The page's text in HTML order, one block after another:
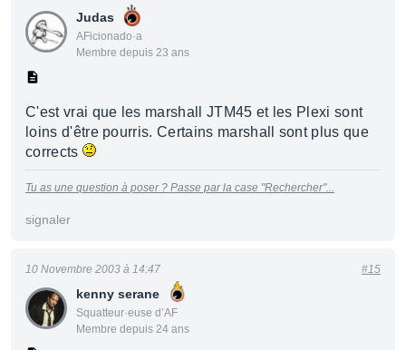
Judas
AFicionado·a
Membre depuis 23 ans
C'est vrai que les marshall JTM45 et les Plexi sont
loins d'être pourris. Certains marshall sont plus que
corrects
Tu as une question à poser ? Passe par la case "Rechercher"...
signaler
kenny serane
Squatteur·euse d’AF
Membre depuis 24 ans
10 Novembre 2003 à 14:47 #15